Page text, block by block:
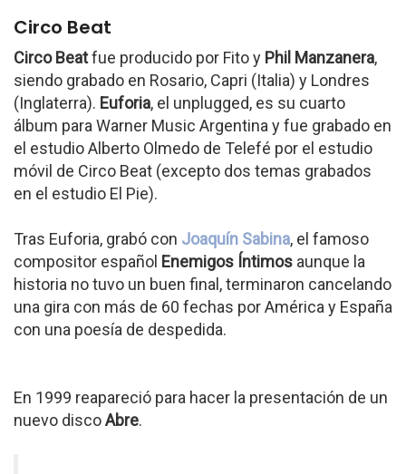
Circo Beat
Circo Beatfue producido por Fito y Phil Manzanera,
siendo grabado en Rosario, Capri (Italia) y Londres
(Inglaterra). Euforia, el unplugged, es su cuarto
álbum para Warner Music Argentina y fue grabado en
el estudio Alberto Olmedo de Telefé por el estudio
móvil de Circo Beat (excepto dos temas grabados
en el estudio El Pie).
Tras Euforia, grabó con Joaquín Sabina, el famoso
compositor español Enemigos Íntimos aunque la
historia no tuvo un buen final, terminaron cancelando
una gira con más de 60 fechas por América y España
con una poesía de despedida.
En 1999 reapareció para hacer la presentación de un
nuevo discoAbre.